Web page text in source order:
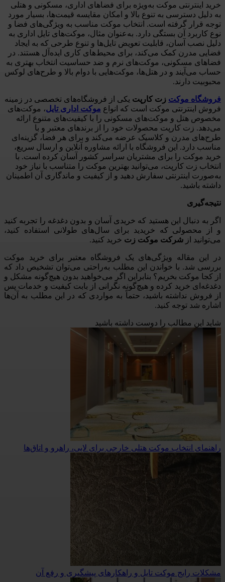
خرید اینترنتی موکت به‌ویژه برای فضاهای اداری، مسکونی و هتلی
به دلیل دسترسی به تنوع بالا و امکان مقایسه قیمت‌ها، بسیار مورد
توجه قرار گرفته است. انتخاب موکت مناسب به ویژگی‌های فضا و
نوع کاربرد آن بستگی دارد. به‌عنوان مثال، موکت‌های تایل اداری به
دلیل نصب آسان، قابلیت تعویض تایل‌ها و تنوع طرحی که به ایجاد
فضایی مدرن کمک می‌کند، برای محیط‌های کاری ایده‌آل هستند. در
فضاهای مسکونی، موکت‌های نرم و ضد حساسیت انتخاب بهتری به
حساب می‌آیند و در هتل‌ها، موکت‌هایی با دوام بالا و طرح‌های لوکس
محبوبیت دارند.
فروشگاه موکت زت کارپت یکی از فروشگاه‌های تخصصی در زمینه
فروش اینترنتی موکت است که انواع موکت اداری تایل، موکت‌های
مخصوص هتل و موکت‌های مسکونی را با کیفیت‌های متنوع ارائه
می‌دهد. زت کارپت محصولات خود را از برندهای معتبر و با
طرح‌های مدرن و کلاسیک عرضه می‌کند و برای هر فضا، گزینه‌ای
مناسب دارد. این فروشگاه با ارائه مشاوره آنلاین و ارسال سریع،
خرید موکت را برای مشتریان سراسر کشور آسان کرده است. با
انتخاب زت کارپت، می‌توانید بهترین موکت را متناسب با نیاز خود
به‌صورت اینترنتی سفارش دهید و از کیفیت و ماندگاری آن اطمینان
داشته باشید.
نتیجه‌گیری
اگر به دنبال این هستید که خریدی آسان و بدون دغدغه را تجربه کنید
و از محصولی که خریدید برای سال‌های طولانی استفاده کنید،
می‌توانید از شرکت موکت زت خرید کنید .
در این مقاله ویژگی‌های یک فروشگاه معتبر برای خرید موکت
بررسی شد . با خواندن این مطلب به‌راحتی می‌توان تشخیص داد که
از کجا موکت بخریم؟ بنابراین اگر می‌خواهید بدون هیچ‌گونه مشکل و
دغدغه‌ای خرید کرده و هیچ‌گونه نگرانی از بابت کیفیت و خدمات پس
از فروش نداشته باشید، حتماً به مواردی که در این مطلب به آن‌ها
اشاره شد توجه کنید .
شاید این مطالب را دوست داشته باشید
راهنمای انتخاب موکت هتلی خارجی برای لابی، راهرو و اتاق‌ها
مشکلات رایج موکت تایل و راهکارهای پیشگیری و رفع آن